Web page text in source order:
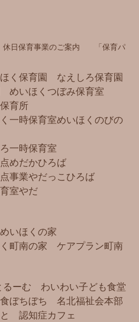
休日保育事業のご案内
「保育パ
く保育園
なえしろ保育園
めいほくつぼみ保育室
育所
一時保育室めいほく のびの
一時保育室
めだかひろば
事業やだっこひろば
室やだ
めいほくの家
町南の家 ケアプラン町南
ーむ
わいわい子ども食堂
ぼちぼち
名北福祉会本部
認知症カフェ